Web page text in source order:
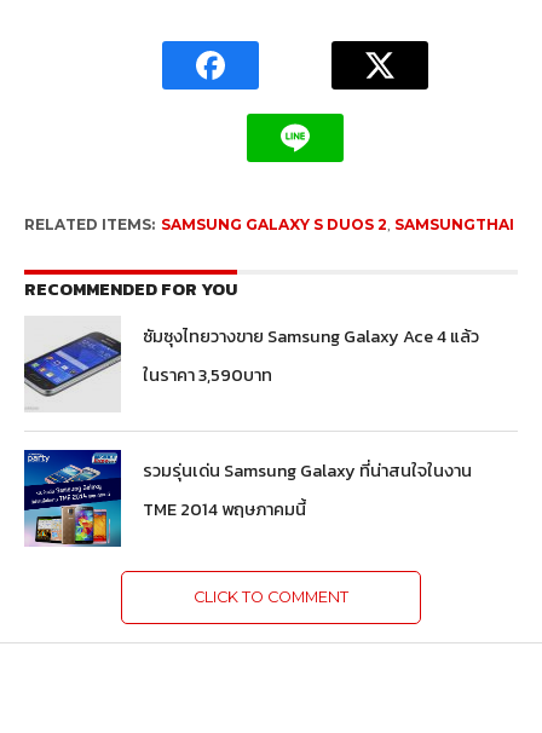
RELATED ITEMS: SAMSUNG GALAXY S DUOS 2 SAMSUNGTHAI
RECOMMENDED FOR YOU
ซัมซุงไทยวางขาย Samsung Galaxy Ace 4 แล้ว
ในราคา 3,590บาท
รวมรุ่นเด่น Samsung Galaxy ที่น่าสนใจในงาน
TME 2014 พฤษภาคมนี้
CLICK TO COMMENT